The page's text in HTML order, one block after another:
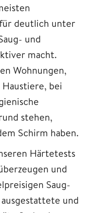
deutlich unter
und
macht.
Wohnungen,
bei
stehen,
Schirm haben.
Härtetests
und
Saug-
und